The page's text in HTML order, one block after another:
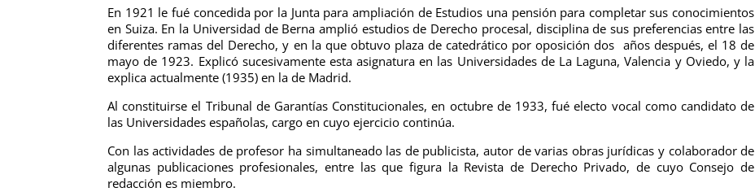
En 1921 le fué concedida por la Junta para ampliación de Estudios una pensión para completar sus conocimientos
en Suiza. En la Universidad de Berna amplió estudios de Derecho procesal, disciplina de sus preferencias entre las
diferentes ramas del Derecho, y en la que obtuvo plaza de catedrático por oposición dos años después, el 18 de
mayo de 1923. Explicó sucesivamente esta asignatura en las Universidades de La Laguna, Valencia y Oviedo, y la
explica actualmente (1935) en la de Madrid.
Al constituirse el Tribunal de Garantías Constitucionales, en octubre de 1933, fué electo vocal como candidato de
las Universidades españolas, cargo en cuyo ejercicio continúa.
Con las actividades de profesor ha simultaneado las de publicista, autor de varias obras jurídicas y colaborador de
algunas publicaciones profesionales, entre las que figura la Revista de Derecho Privado, de cuyo Consejo de
redacción es miembro.